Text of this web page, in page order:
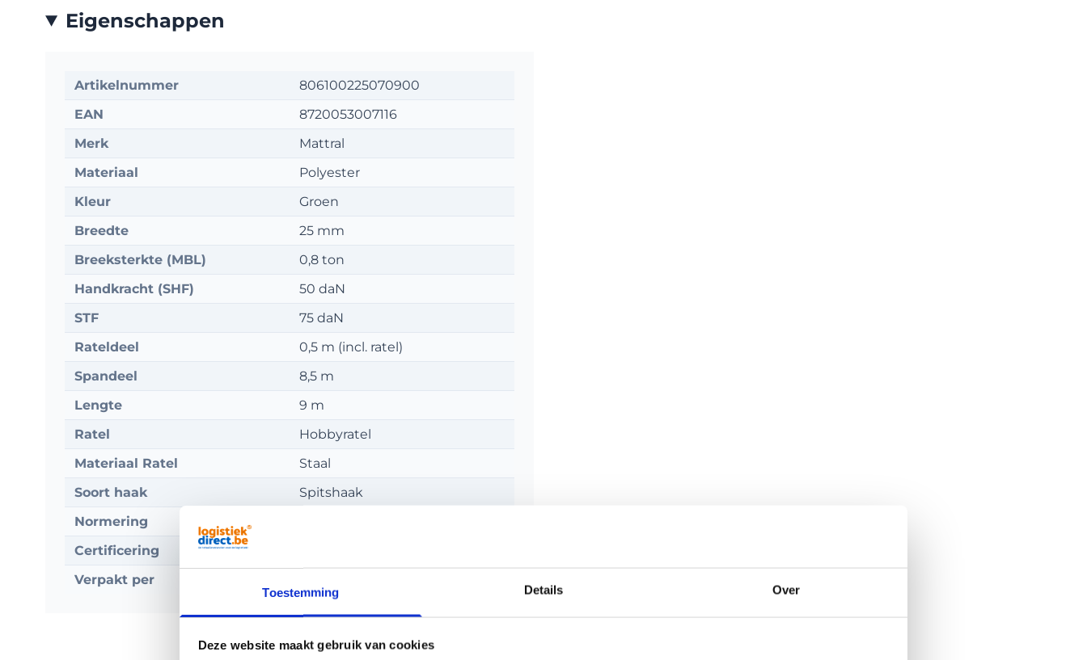
Toestemming Details Over
Deze website maakt gebruik van cookies
Eigenschappen
Artikelnummer
806100225070900
EAN
8720053007116
Merk
Mattral
Materiaal
Polyester
Kleur
Groen
Breedte
25 mm
Breeksterkte (MBL)
0,8 ton
Handkracht (SHF)
50 daN
STF
75 daN
Rateldeel
0,5 m (incl. ratel)
Spandeel
8,5 m
Lengte
9 m
Ratel
Hobbyratel
Materiaal Ratel
Staal
Soort haak
Spitshaak
Normering
Certificering
Verpakt per